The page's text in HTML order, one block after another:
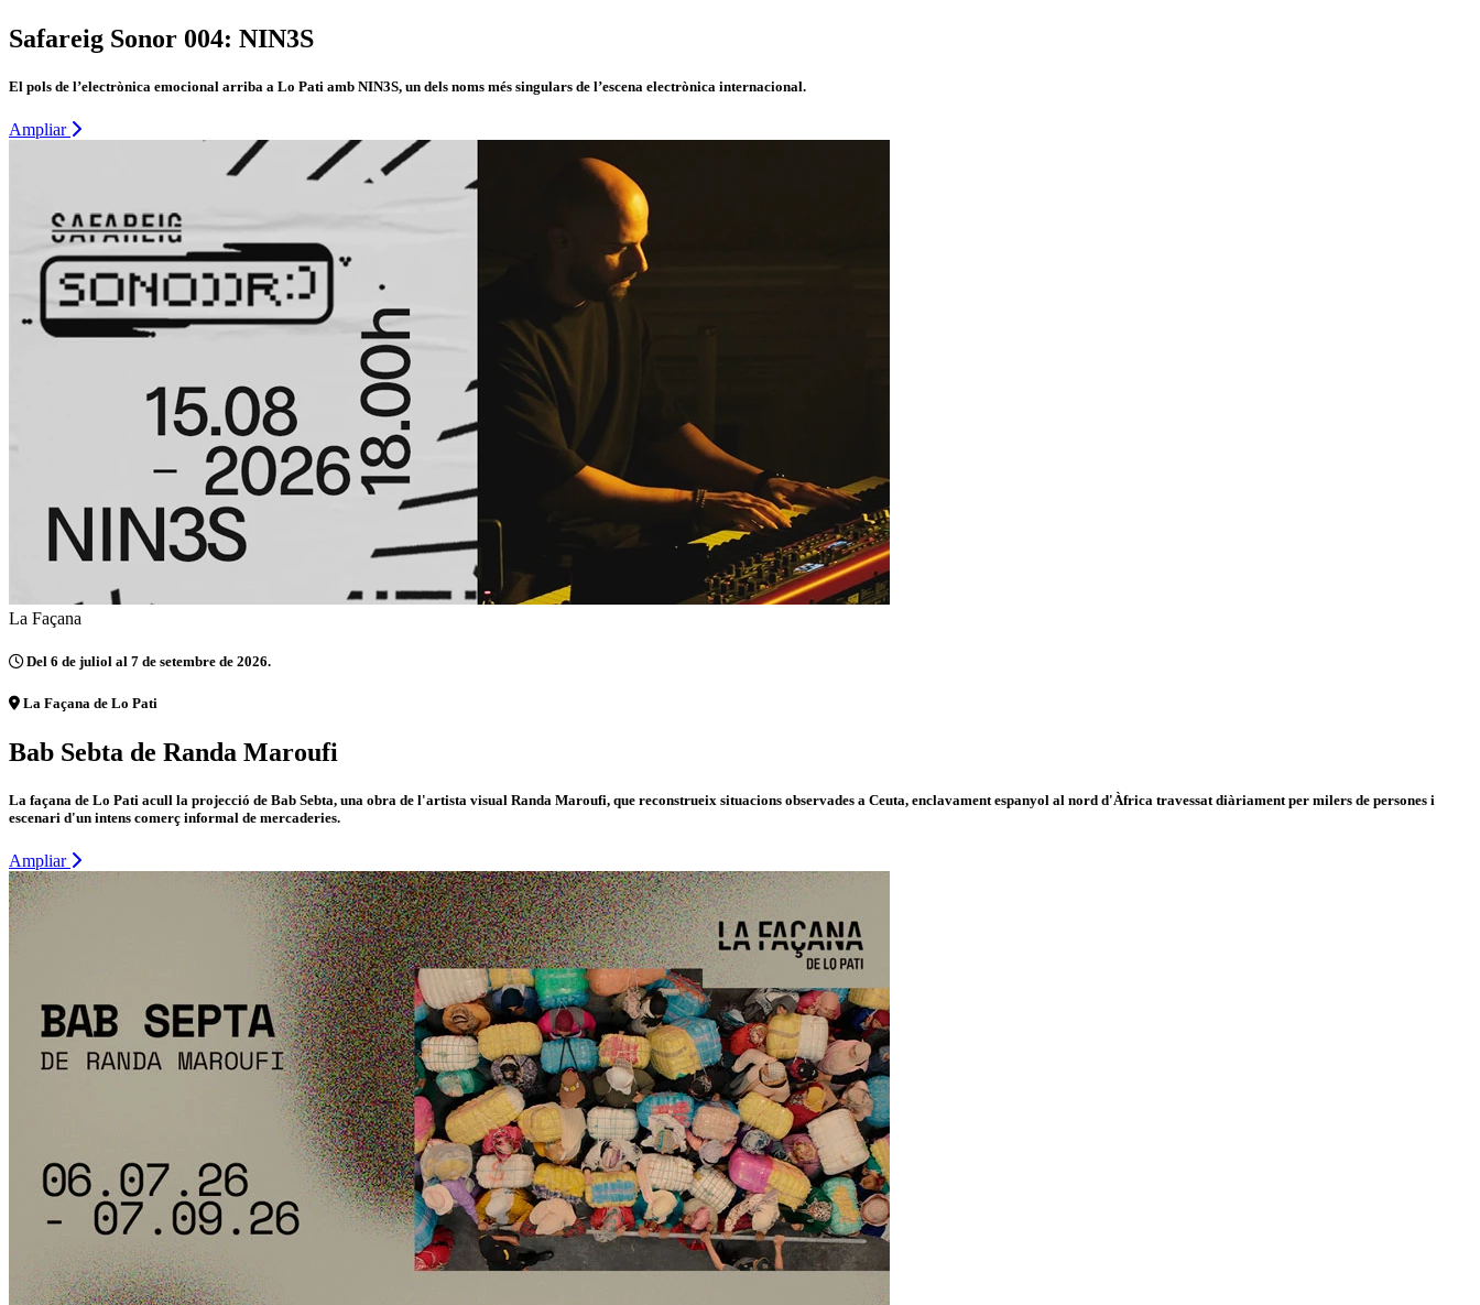
Safareig Sonor 004: NIN3S
El pols de l’electrònica emocional arriba a Lo Pati amb NIN3S, un dels noms més singulars de l’escena electrònica internacional.
Ampliar
La Façana
Del 6 de juliol al 7 de setembre de 2026.
La Façana de Lo Pati
Bab Sebta de Randa Maroufi
La façana de Lo Pati acull la projecció de Bab Sebta, una obra de l'artista visual Randa Maroufi, que reconstrueix situacions observades a Ceuta, enclavament espanyol al nord d'Àfrica travessat diàriament per milers de persones i
escenari d'un intens comerç informal de mercaderies.
Ampliar